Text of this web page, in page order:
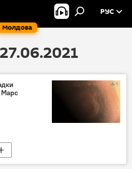
Молдова
РУС
Марс